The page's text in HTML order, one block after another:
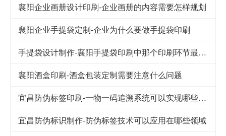
襄阳企业画册设计印刷-企业画册的内容需要怎样规划
襄阳企业手提袋定制-企业为什么要做手提袋印刷
手提袋设计制作-襄阳手提袋印刷中那个印刷环节最重要
襄阳酒盒印刷-酒盒包装定制需要注意什么问题
宜昌防伪标签印刷-一物一码追溯系统可以实现哪些功能
宜昌防伪标识制作-防伪标签技术可以应用在哪些领域